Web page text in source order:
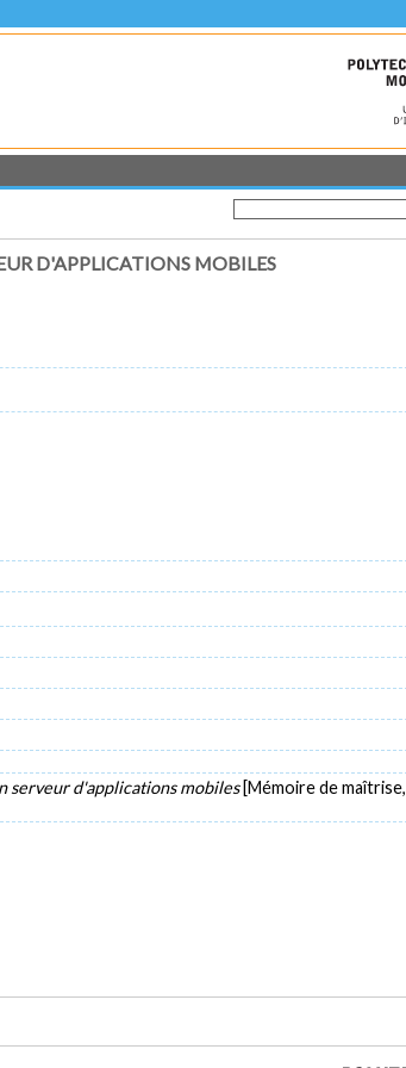
D'APPLICATIONS MOBILES
serveur d'applications mobiles [Mémoire de